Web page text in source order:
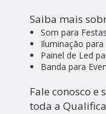
Saiba mais
Som para Festas
Iluminação para
Painel de Led
Banda para
Fale conosco e
toda a